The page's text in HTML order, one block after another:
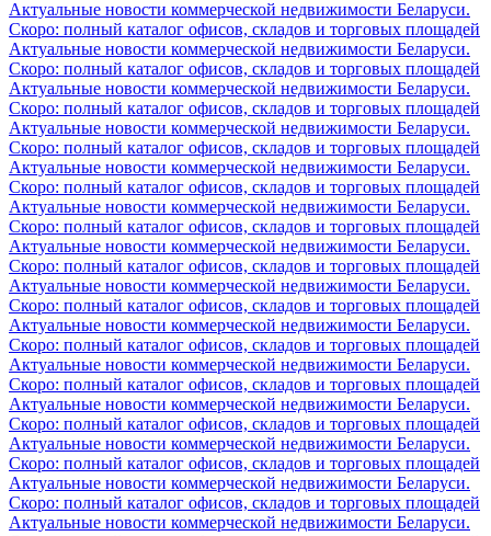
Актуальные новости коммерческой недвижимости Беларуси.
Скоро: полный каталог офисов, складов и торговых площадей
Актуальные новости коммерческой недвижимости Беларуси.
Скоро: полный каталог офисов, складов и торговых площадей
Актуальные новости коммерческой недвижимости Беларуси.
Скоро: полный каталог офисов, складов и торговых площадей
Актуальные новости коммерческой недвижимости Беларуси.
Скоро: полный каталог офисов, складов и торговых площадей
Актуальные новости коммерческой недвижимости Беларуси.
Скоро: полный каталог офисов, складов и торговых площадей
Актуальные новости коммерческой недвижимости Беларуси.
Скоро: полный каталог офисов, складов и торговых площадей
Актуальные новости коммерческой недвижимости Беларуси.
Скоро: полный каталог офисов, складов и торговых площадей
Актуальные новости коммерческой недвижимости Беларуси.
Скоро: полный каталог офисов, складов и торговых площадей
Актуальные новости коммерческой недвижимости Беларуси.
Скоро: полный каталог офисов, складов и торговых площадей
Актуальные новости коммерческой недвижимости Беларуси.
Скоро: полный каталог офисов, складов и торговых площадей
Актуальные новости коммерческой недвижимости Беларуси.
Скоро: полный каталог офисов, складов и торговых площадей
Актуальные новости коммерческой недвижимости Беларуси.
Скоро: полный каталог офисов, складов и торговых площадей
Актуальные новости коммерческой недвижимости Беларуси.
Скоро: полный каталог офисов, складов и торговых площадей
Актуальные новости коммерческой недвижимости Беларуси.